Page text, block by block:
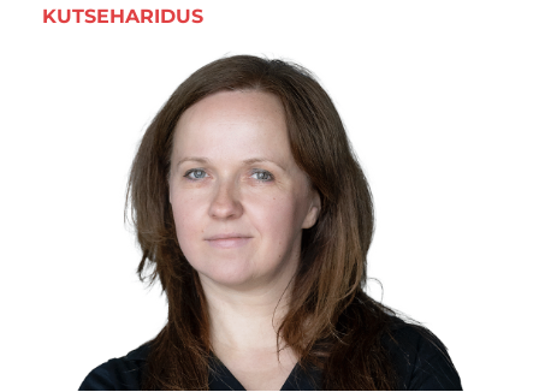
KUTSEHARIDUS